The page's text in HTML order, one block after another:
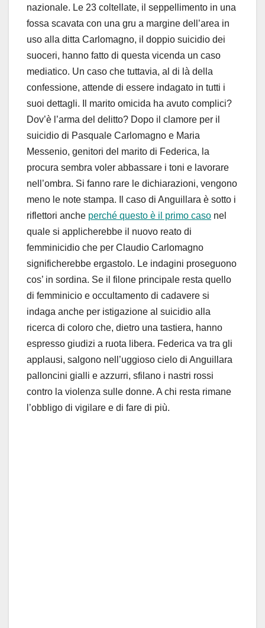
nazionale. Le 23 coltellate, il seppellimento in una
fossa scavata con una gru a margine dell’area in
uso alla ditta Carlomagno, il doppio suicidio dei
suoceri, hanno fatto di questa vicenda un caso
mediatico. Un caso che tuttavia, al di là della
confessione, attende di essere indagato in tutti i
suoi dettagli. Il marito omicida ha avuto complici?
Dov’è l’arma del delitto? Dopo il clamore per il
suicidio di Pasquale Carlomagno e Maria
Messenio, genitori del marito di Federica, la
procura sembra voler abbassare i toni e lavorare
nell’ombra. Si fanno rare le dichiarazioni, vengono
meno le note stampa. Il caso di Anguillara è sotto i
riflettori anche perché questo è il primo caso nel
quale si applicherebbe il nuovo reato di
femminicidio che per Claudio Carlomagno
significherebbe ergastolo. Le indagini proseguono
cos’ in sordina. Se il filone principale resta quello
di femminicio e occultamento di cadavere si
indaga anche per istigazione al suicidio alla
ricerca di coloro che, dietro una tastiera, hanno
espresso giudizi a ruota libera. Federica va tra gli
applausi, salgono nell’uggioso cielo di Anguillara
palloncini gialli e azzurri, sfilano i nastri rossi
contro la violenza sulle donne. A chi resta rimane
l’obbligo di vigilare e di fare di più.